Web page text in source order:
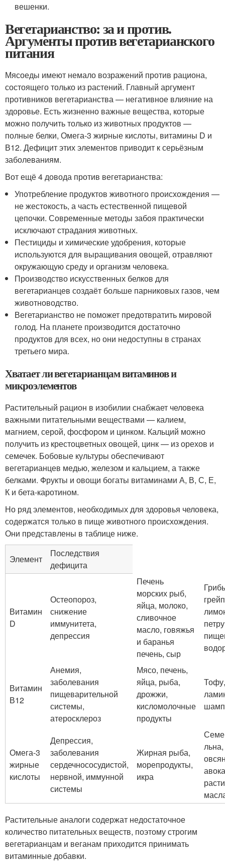
вешенки.
Вегетарианство: за и против.
Аргументы против вегетарианского
питания
Мясоеды имеют немало возражений против рациона,
состоящего только из растений. Главный аргумент
противников вегетарианства — негативное влияние на
здоровье. Есть жизненно важные вещества, которые
можно получить только из животных продуктов —
полные белки, Омега-3 жирные кислоты, витамины D и
В12. Дефицит этих элементов приводит к серьёзным
заболеваниям.
Вот ещё 4 довода против вегетарианства:
Употребление продуктов животного происхождения —
не жестокость, а часть естественной пищевой
цепочки. Современные методы забоя практически
исключают страдания животных.
Пестициды и химические удобрения, которые
используются для выращивания овощей, отравляют
окружающую среду и организм человека.
Производство искусственных белков для
вегетарианцев создаёт больше парниковых газов, чем
животноводство.
Вегетарианство не поможет предотвратить мировой
голод. На планете производится достаточно
продуктов для всех, но они недоступны в странах
третьего мира.
Хватает ли вегетарианцам витаминов и
микроэлементов
Растительный рацион в изобилии снабжает человека
важными питательными веществами — калием,
магнием, серой, фосфором и цинком. Кальций можно
получить из крестоцветных овощей, цинк — из орехов и
семечек. Бобовые культуры обеспечивают
вегетарианцев медью, железом и кальцием, а также
белками. Фрукты и овощи богаты витаминами А, В, С, Е,
К и бета-каротином.
Но ряд элементов, необходимых для здоровья человека,
содержатся только в пище животного происхождения.
Они представлены в таблице ниже.
Элемент
Последствия
дефицита
Витамин
D
Остеопороз,
снижение
иммунитета,
депрессия
Печень
морских рыб,
яйца, молоко,
сливочное
масло, говяжья
и баранья
печень, сыр
Витамин
В12
Анемия,
заболевания
пищеварительной
системы,
атеросклероз
Мясо, печень,
яйца, рыба,
дрожжи,
кисломолочные
продукты
Омега-3
жирные
кислоты
Депрессия,
заболевания
сердечнососудистой,
нервной, иммунной
системы
Жирная рыба,
морепродукты,
икра
льна,
Растительные аналоги содержат недостаточное
количество питательных веществ, поэтому строгим
вегетарианцам и веганам приходится принимать
витаминные добавки.